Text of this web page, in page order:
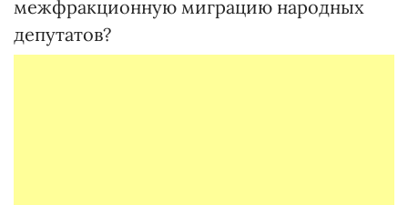
межфракционную миграцию народных
депутатов?